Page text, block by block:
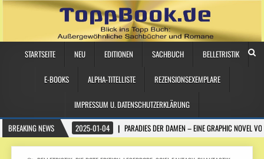
STARTSEITE NEU EDITIONEN SACHBUCH BELLETRISTIK
E-BOOKS ALPHA-TITELLISTE REZENSIONSEXEMPLARE
IMPRESSUM U. DATENSCHUTZERKLÄRUNG
BREAKING NEWS
2025-01-04 PARADIES DER DAMEN – EINE GRAPHIC NOVEL